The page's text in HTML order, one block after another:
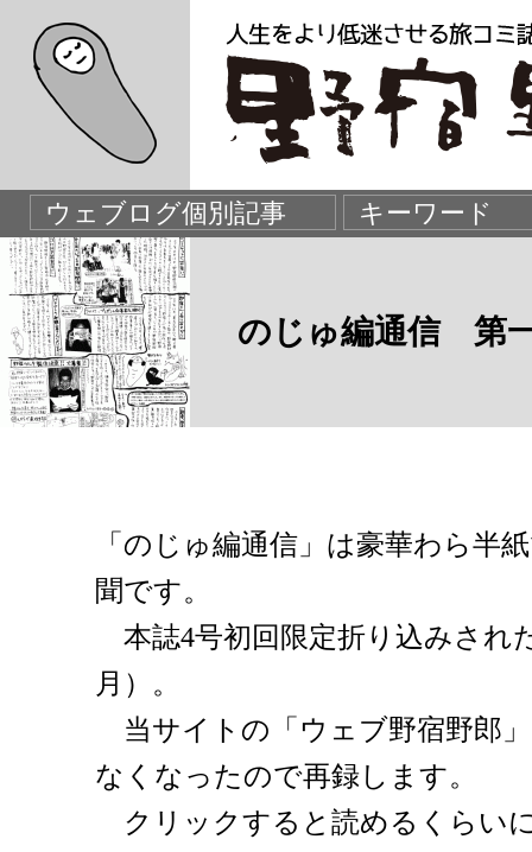
のじゅ編通信 第
「のじゅ編通信」は豪華わら半
聞です。
本誌4号初回限定折り込みされ
月）。
当サイトの「ウェブ野宿野郎
なくなったので再録します。
クリックすると読めるくらい